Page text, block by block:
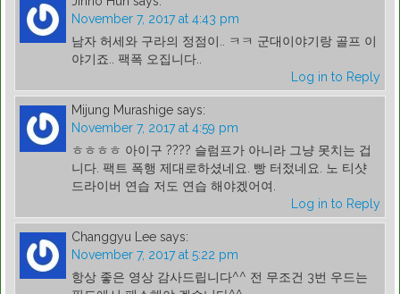
November 7, 2017 at 4:43 pm
남자 허세와 구라의 정점이.. ㅋㅋ 군대이야기랑 골프 이
야기죠.. 팩폭 오집니다..
Log in to Reply
Mijung Murashige says:
November 7, 2017 at 4:59 pm
ㅎㅎㅎㅎ 아이구 ???? 슬럼프가 아니라 그냥 못치는 겁
니다. 팩트 폭행 제대로하셨네요. 빵 터젔네요. 노 티샷
드라이버 연습 저도 연습 해야겠어여.
Log in to Reply
Changgyu Lee says:
November 7, 2017 at 5:22 pm
항상 좋은 영상 감사드립니다^^ 전 무조건 3번 우드는